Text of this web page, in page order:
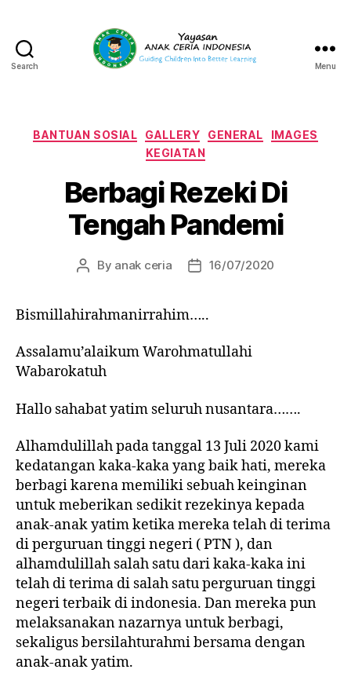
Search
Indonesia
Menu
Categories
BANTUAN SOSIAL GALLERY GENERAL
IMAGES
KEGIATAN
Berbagi Rezeki Di
Tengah Pandemi
Post
By anak ceria
Post16/07/2020
Bismillahirahmanirrahim…..
Assalamu’alaikum Warohmatullahi
Wabarokatuh
Hallo sahabat yatim seluruh nusantara…….
Alhamdulillah pada tanggal 13 Juli 2020 kami
kedatangan kaka-kaka yang baik hati, mereka
berbagi karena memiliki sebuah keinginan
untuk meberikan sedikit rezekinya kepada
anak-anak yatim ketika mereka telah di terima
di perguruan tinggi negeri ( PTN ), dan
alhamdulillah salah satu dari kaka-kaka ini
telah di terima di salah satu perguruan tinggi
negeri terbaik di indonesia. Dan mereka pun
melaksanakan nazarnya untuk berbagi,
sekaligus bersilahturahmi bersama dengan
anak-anak yatim.